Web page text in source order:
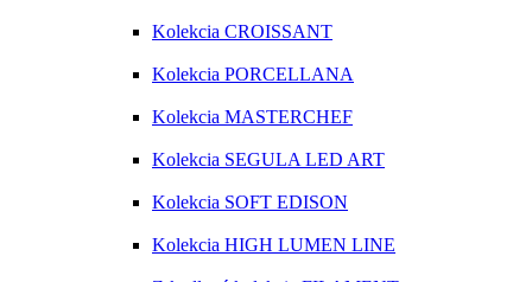
Kolekcia CROISSANT
Kolekcia PORCELLANA
Kolekcia MASTERCHEF
Kolekcia SEGULA LED ART
Kolekcia SOFT EDISON
Kolekcia HIGH LUMEN LINE